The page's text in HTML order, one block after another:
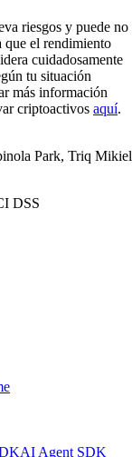
riesgos y puede no
que el rendimiento
cuidadosamente
tu situación
más información
criptoactivos aquí.
Park, Triq Mikiel
AI Agent SDK